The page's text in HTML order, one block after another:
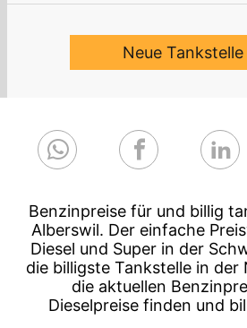
Neue
Benzinpreise für und billig
Alberswil. Der einfache
Diesel und Super in der
die billigste Tankstelle in der
die aktuellen
Dieselpreise finden und